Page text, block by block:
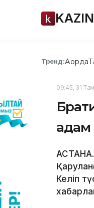
Тренд:Ақорда
09:45, 31
адам
АСТАНА.
Келіп